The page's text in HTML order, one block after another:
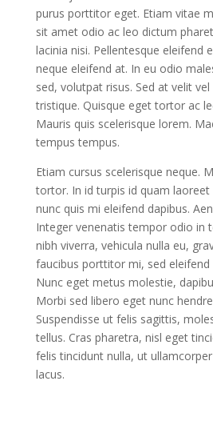
purus porttitor eget. Etiam vitae
sit amet odio ac leo dictum
lacinia nisi. Pellentesque eleifend
neque eleifend at. In eu odio
sed, volutpat risus. Sed at velit
tristique. Quisque eget tortor ac
Mauris quis scelerisque lorem.
tempus tempus.
Etiam cursus scelerisque neque.
tortor. In id turpis id quam laoreet
nunc quis mi eleifend dapibus.
Integer venenatis tempor odio in
nibh viverra, vehicula nulla eu,
faucibus porttitor mi, sed eleifend
Nunc eget metus molestie,
Morbi sed libero eget nunc
Suspendisse ut felis sagittis,
tellus. Cras pharetra, nisl eget
felis tincidunt nulla, ut
lacus.